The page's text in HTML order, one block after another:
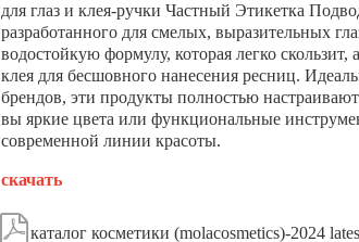
для глаз и клея-ручки Частный Этикетка
разработанного для смелых, выразительных
водостойкую формулу, которая легко
клея для бесшовного нанесения ресниц.
брендов, эти продукты полностью
вы яркие цвета или функциональные
современной линии красоты.
скачать
каталог косметики (molacosmetics)-2024